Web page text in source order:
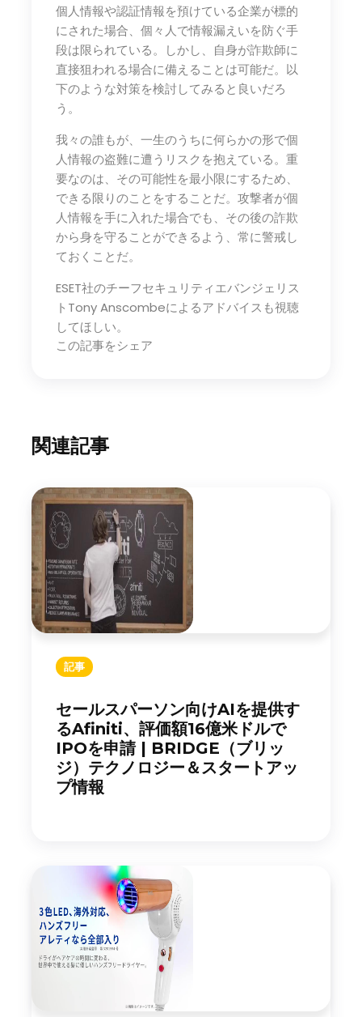
個人情報や認証情報を預けている企業が標的
にされた場合、個々人で情報漏えいを防ぐ手
段は限られている。しかし、自身が詐欺師に
直接狙われる場合に備えることは可能だ。以
下のような対策を検討してみると良いだろ
う。
我々の誰もが、一生のうちに何らかの形で個
人情報の盗難に遭うリスクを抱えている。重
要なのは、その可能性を最小限にするため、
できる限りのことをすることだ。攻撃者が個
人情報を手に入れた場合でも、その後の詐欺
から身を守ることができるよう、常に警戒し
ておくことだ。
ESET社のチーフセキュリティエバンジェリス
トTony Anscombeによるアドバイスも視聴
してほしい。
この記事をシェア
関連記事
記事
セールスパーソン向けAIを提供す
るAfiniti、評価額16億米ドルで
IPOを申請 | BRIDGE（ブリッ
ジ）テクノロジー＆スタートアッ
プ情報